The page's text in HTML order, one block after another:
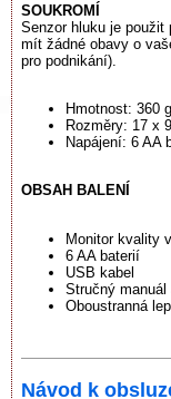
SOUKROMÍ
Senzor hluku je
mít žádné obavy o
pro podnikání).
Hmotnost: 360
Rozměry: 17 x
Napájení: 6 AA
OBSAH BALENÍ
Monitor kvality
6 AA baterií
USB kabel
Stručný
Oboustranná
Návod k